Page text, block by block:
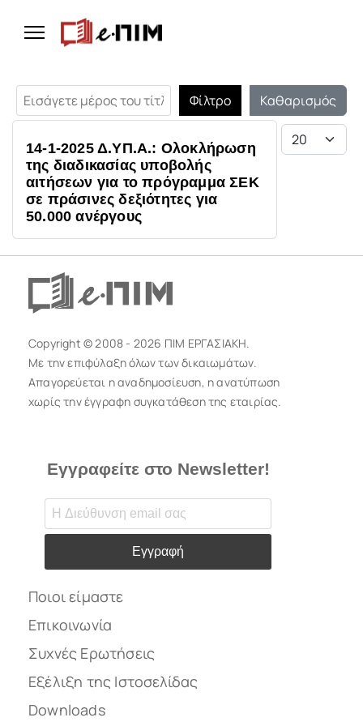
Εισάγετε μέρος του τίτλου.
Φίλτρο
Καθαρισμός
Εμφάνιση #
14-1-2025 Δ.ΥΠ.Α.: Ολοκλήρωση
της διαδικασίας υποβολής
αιτήσεων για το πρόγραμμα ΣΕΚ
σε πράσινες δεξιότητες για
50.000 ανέργους
Copyright © 2008 - 2026 ΠΙΜ ΕΡΓΑΣΙΑΚΗ.
Με την επιφύλαξη όλων των δικαιωμάτων.
Απαγορεύεται η αναδημοσίευση, η ανατύπωση
χωρίς την έγγραφη συγκατάθεση της εταιρίας.
Εγγραφείτε στο Newsletter!
Εγγραφή
Ποιοι είμαστε
Επικοινωνία
Συχνές Ερωτήσεις
Εξέλιξη της Ιστοσελίδας
Downloads